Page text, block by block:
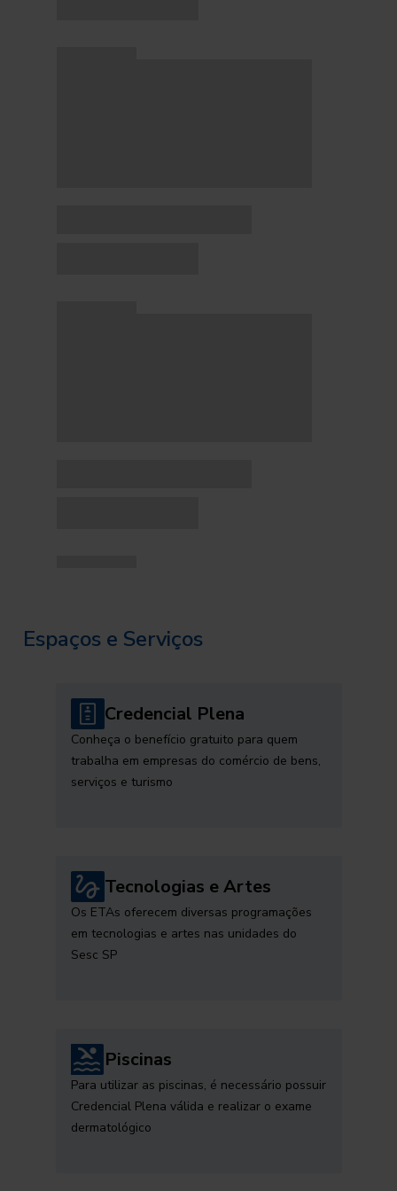
Espaços e Serviços
Credencial Plena
Conheça o benefício gratuito para quem
trabalha em empresas do comércio de bens,
serviços e turismo
Tecnologias e Artes
Os ETAs oferecem diversas programações
em tecnologias e artes nas unidades do
Sesc SP
Piscinas
Para utilizar as piscinas, é necessário possuir
Credencial Plena válida e realizar o exame
dermatológico